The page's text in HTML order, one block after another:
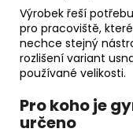
Výrobek řeší
pro pracoviště,
nechce stejný
rozlišení variant
používané velikosti.
Pro koho je
určeno